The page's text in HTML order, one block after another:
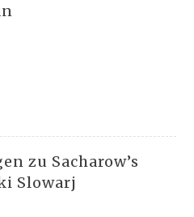
zu Sacharow’s
Slowarj